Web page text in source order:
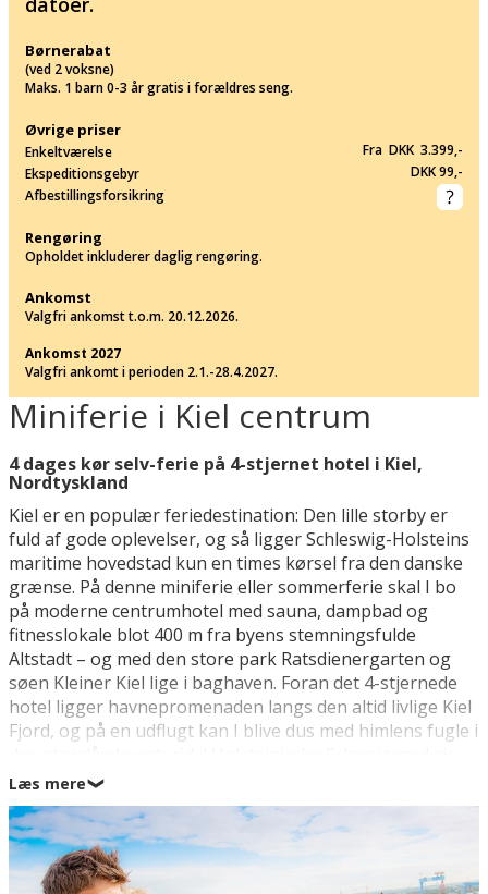
Miniferie i Kiel centrum
4 dages kør selv-ferie på 4-stjernet hotel i Kiel,
Nordtyskland
Kiel er en populær feriedestination: Den lille storby er
fuld af gode oplevelser, og så ligger Schleswig-Holsteins
maritime hovedstad kun en times kørsel fra den danske
grænse. På denne miniferie eller sommerferie skal I bo
på moderne centrumhotel med sauna, dampbad og
fitnesslokale blot 400 m fra byens stemningsfulde
Altstadt – og med den store park Ratsdienergarten og
søen Kleiner Kiel lige i baghaven. Foran det 4-stjernede
hotel ligger havnepromenaden langs den altid livlige Kiel
Fjord, og på en udflugt kan I blive dus med himlens fugle i
imponerende perlerække af søer – heriblandt den
smukke Grosser Plöner See i Plön (36 km). Tag også på
besøg i hansestaden Lübeck (87 km), der på én gang er
pulserende og nostalgisk, eller tilbring en dag i
Hamburgs summende gader (100 km).
Læs mere❯
Børnerabat
(ved 2 voksne)
Maks. 1 barn 0-3 år gratis i forældres seng.
Øvrige priser
Enkeltværelse
Fra DKK 3.399,-
Ekspeditionsgebyr
DKK 99,-
Afbestillingsforsikring
Rengøring
Opholdet inkluderer daglig rengøring.
Ankomst
Valgfri ankomst t.o.m. 20.12.2026.
Ankomst 2027
Valgfri ankomt i perioden 2.1.-28.4.2027.